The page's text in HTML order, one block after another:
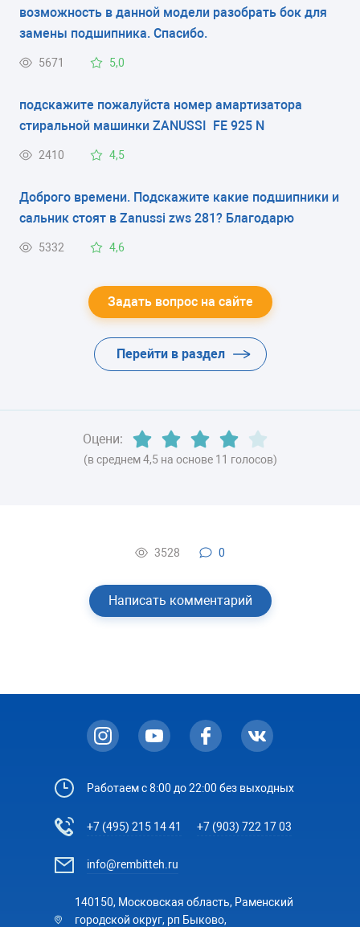
возможность в данной модели разобрать бок для
замены подшипника. Спасибо.
5671 5,0
подскажите пожалуйста номер амартизатора
стиральной машинки ZANUSSI FE 925 N
2410 4,5
Доброго времени. Подскажите какие подшипники и
сальник стоят в Zanussi zws 281? Благодарю
5332 4,6
Задать вопрос на сайте
Перейти в раздел
Оцени:
(в среднем 4,5 на основе 11 голосов)
3528 0
Написать комментарий
Работаем с 8:00 до 22:00 без выходных
+7 (495) 215 14 41 +7 (903) 722 17 03
info@rembitteh.ru
140150, Московская область, Раменский
городской округ, рп Быково,